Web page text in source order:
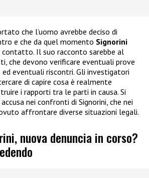
che l’uomo avrebbe deciso di
e che da quel momento Signorini
contatto. Il suo racconto sarebbe al
che devono verificare eventuali prove
eventuali riscontri. Gli investigatori
di capire cosa è realmente
i rapporti tra le parti in causa. Si
nei confronti di Signorini, che nei
affrontare diverse situazioni legali.
nuova denuncia in corso?